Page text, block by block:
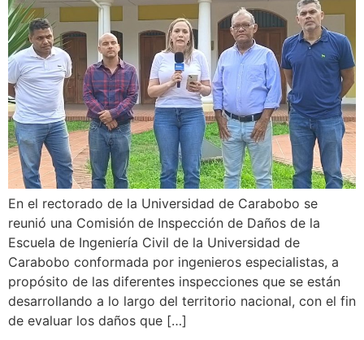
En el rectorado de la Universidad de Carabobo se
reunió una Comisión de Inspección de Daños de la
Escuela de Ingeniería Civil de la Universidad de
Carabobo conformada por ingenieros especialistas, a
propósito de las diferentes inspecciones que se están
desarrollando a lo largo del territorio nacional, con el fin
de evaluar los daños que […]